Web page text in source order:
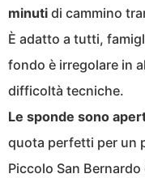
minuti di cammino
È adatto a tutti,
fondo è irregolare in
difficoltà tecniche.
Le sponde sono
quota perfetti per un
Piccolo San